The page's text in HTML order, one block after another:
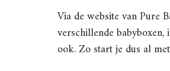
Via de website van Pure
verschillende
ook. Zo start je dus al